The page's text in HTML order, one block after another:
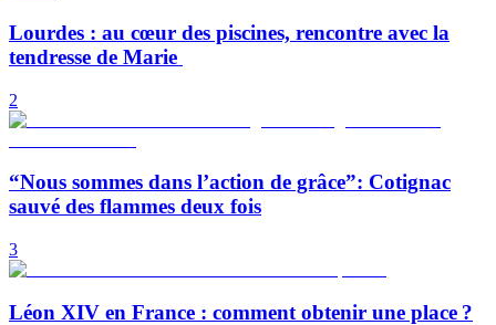
Lourdes : au cœur des piscines, rencontre avec la
tendresse de Marie
2
“Nous sommes dans l’action de grâce”: Cotignac
sauvé des flammes deux fois
3
Léon XIV en France : comment obtenir une place ?